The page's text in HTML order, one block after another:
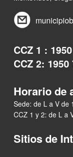
CCZ 1 :
CCZ 2: 1950
Horario de
Sede: de L a V de
CCZ 1 y 2: de L a
Sitios de